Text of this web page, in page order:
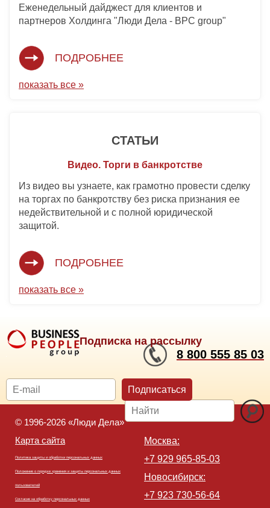
Еженедельный дайджест для клиентов и
партнеров Холдинга "Люди Дела - BPC group"
ПОДРОБНЕЕ
показать все »
СТАТЬИ
Видео. Торги в банкротстве
Из видео вы узнаете, как грамотно провести сделку
на торгах по банкротству без риска признания ее
недействительной и с полной юридической
защитой.
ПОДРОБНЕЕ
показать все »
Подписка на рассылку
8 800 555 85 03
Подписаться
© 1996-2026 «Люди Дела»
Карта сайта
Политика защиты и обработки персональных данных
Положение о порядке хранения и защиты персональных данных
пользователей
Согласие на обработку персональных данных
Москва:
+7 929 965-85-03
Новосибирск:
+7 923 730-56-64